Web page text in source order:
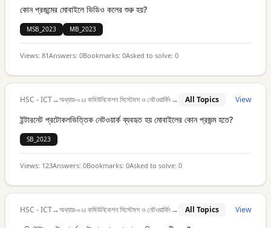
কোন প্রজন্মের মোবাইলে ভিডিও কলের শুরু হয়?
MSB_2023 MB_2023
Views: 81Answers: 0Bookmarks: 0Asked to solve: 0
HSC - ICT→অধ্যায়-০২ঃ কমিউনিকেশন সিস্টেমস ও নেটওয়ার্কিং→ All Topics View
ইন্টারনেট প্রটোকলভিত্তিক নেটওয়ার্ক ব্যবহৃত হয় মোবাইলের কোন প্রজন্ম হতে?
SB_2023
Views: 123Answers: 0Bookmarks: 0Asked to solve: 0
HSC - ICT→অধ্যায়-০২ঃ কমিউনিকেশন সিস্টেমস ও নেটওয়ার্কিং→ All Topics View